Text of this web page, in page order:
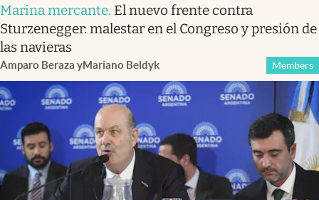
Marina mercante. El nuevo frente contra
Sturzenegger: malestar en el Congreso y presión de
las navieras
Amparo Beraza yMariano Beldyk Members